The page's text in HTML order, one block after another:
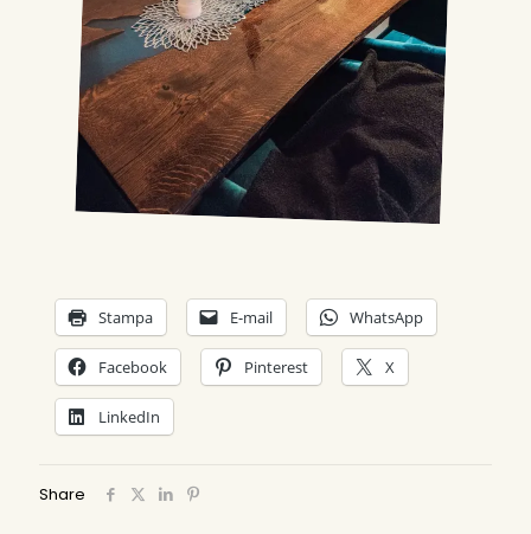
Stampa E-mail WhatsApp
Facebook Pinterest X
LinkedIn
Share